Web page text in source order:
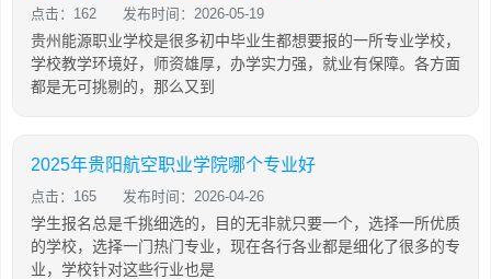
点击：162 发布时间：2026-05-19
贵州能源职业学校是很多初中毕业生都想要报的一所专业学校，
学校教学环境好，师资雄厚，办学实力强，就业有保障。各方面
都是无可挑剔的，那么又到
2025年贵阳航空职业学院哪个专业好
点击：165 发布时间：2026-04-26
学生报名总是千挑细选的，目的无非就只要一个，选择一所优质
的学校，选择一门热门专业，现在各行各业都是细化了很多的专
业，学校针对这些行业也是